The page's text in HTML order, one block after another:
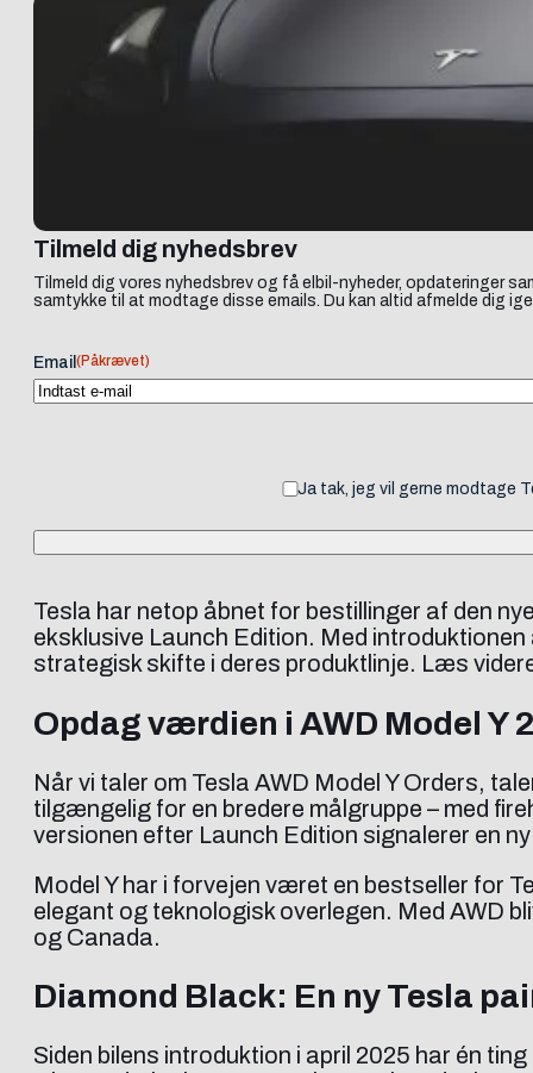
Tilmeld dig nyhedsbrev
Tilmeld dig vores nyhedsbrev og få elbil-nyheder, opdateringer
samtykke til at modtage disse emails. Du kan altid afmelde dig
Email (Påkrævet)
Ja tak, jeg vil gerne modtage
Tesla har netop åbnet for bestillinger af den
eksklusive Launch Edition. Med
strategisk skifte i deres produktlinje. Læs
Opdag værdien i AWD Model Y
Når vi taler om Tesla AWD Model Y Orders,
tilgængelig for en bredere målgruppe – med
versionen efter Launch Edition signalerer en
Model Y har i forvejen været en bestseller for
elegant og teknologisk overlegen. Med AWD
og Canada.
Diamond Black: En ny Tesla
Siden bilens introduktion i april 2025 har én